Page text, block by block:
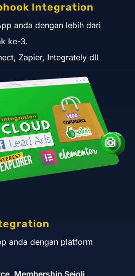
Integration
anda dengan lebih dari
ke-3.
Zapier, Integrately dll
anda dengan platform
Membership Sejoli,